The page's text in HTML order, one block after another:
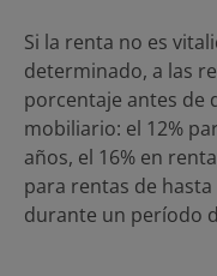
Si la renta no es
determinado, a las
porcentaje antes de
mobiliario: el 12%
años, el 16% en
para rentas de hasta
durante un período